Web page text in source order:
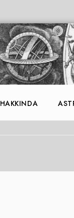
HAKKINDA